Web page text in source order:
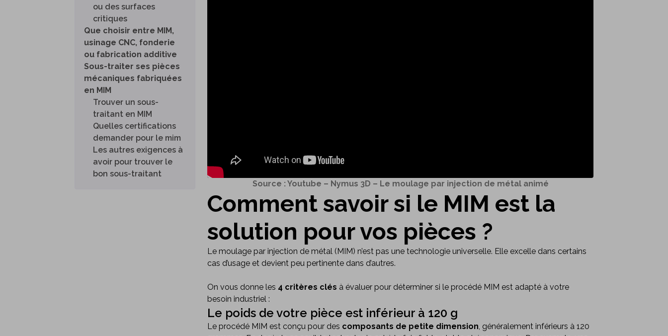
ou des surfaces
critiques
Que choisir entre MIM,
usinage CNC, fonderie
ou fabrication additive
Sous-traiter ses pièces
mécaniques fabriquées
en MIM
Trouver un sous-
traitant en MIM
Quelles certifications
demander pour le mim
Les autres exigences à
avoir pour trouver le
bon sous-traitant
Source : Youtube – Nymus 3D – Le moulage par injection de métal animé
Comment savoir si le MIM est la
solution pour vos pièces ?
Le moulage par injection de métal (MIM) n’est pas une technologie universelle. Elle excelle dans certains
cas d’usage et devient peu pertinente dans d’autres.
On vous donne les 4 critères clés à évaluer pour déterminer si le procédé MIM est adapté à votre
besoin industriel :
Le poids de votre pièce est inférieur à 120 g
Le procédé MIM est conçu pour des composants de petite dimension, généralement inférieurs à 120